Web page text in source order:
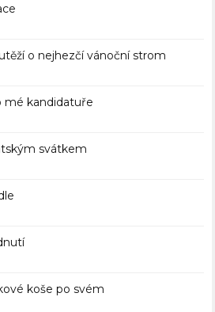
o nejhezčí vánoční strom
mé kandidatuře
svátkem
koše po svém